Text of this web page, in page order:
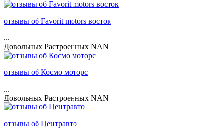
отзывы об Favorit motors восток
...
Довольных Растроенных NAN
отзывы об Космо моторс
...
Довольных Растроенных NAN
отзывы об Центравто